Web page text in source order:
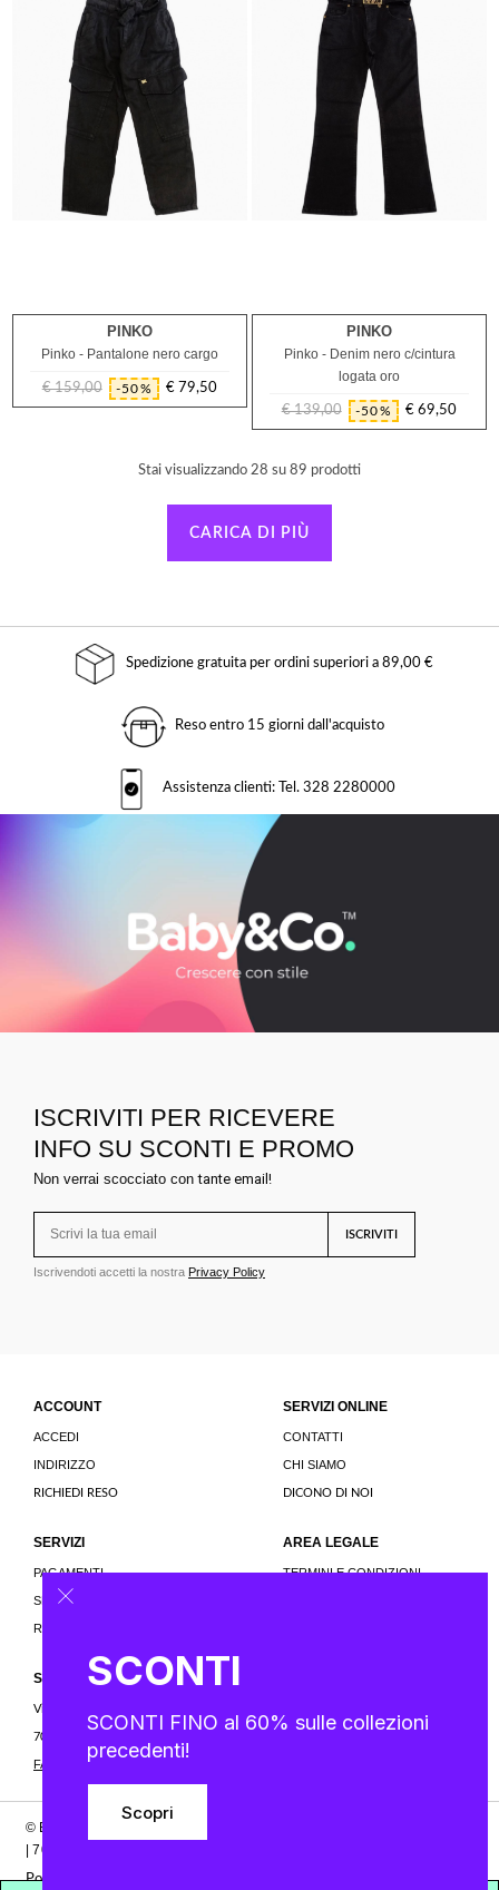
10A 12A
PINKO
Pinko - Pantalone nero cargo
Prezzo
€ 159,00 -50%
Prezzo
€ 79,50
10A 12A
PINKO
Pinko - Denim nero c/cintura
logata oro
Prezzo
€ 139,00 -50%
Prezzo
€ 69,50
Stai visualizzando 28 su 89 prodotti
CARICA DI PIÙ
Spedizione gratuita per ordini superiori a 89,00 €
Reso entro 15 giorni dall'acquisto
Assistenza clienti: Tel. 328 2280000
ISCRIVITI PER RICEVERE
INFO SU SCONTI E PROMO
Non verrai scocciato contante email!
ISCRIVITI
Iscrivendoti accetti la nostra Privacy Policy
ACCOUNT
ACCEDI
INDIRIZZO
RICHIEDI RESO
SERVIZI ONLINE
CONTATTI
CHI SIAMO
DICONO DI NOI
SERVIZI
PAGAMENTI
SPEDIZIONI
RESTITUZIONI
AREA LEGALE
TERMINI E CONDIZIONI
SEGUICI
Via Felice Cavallotti, 10
70056 - Molfetta (BA) Italia
FACEBOOK
© Baby & Co. S.R.L. | P.iva: 07032760725 | Via Giacomo Salepico, 9
| 70056 - Molfetta (BA) , Italia
Powered by:
SCONTI
SCONTI FINO al 60% sulle collezioni
precedenti!
Scopri